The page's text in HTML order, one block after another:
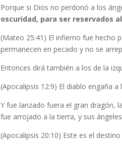
Porque si Dios no perdonó a los
oscuridad, para ser reservados
(Mateo 25:41) El infierno fue hecho
permanecen en pecado y no se
Entonces dirá también a los de la
(Apocalipsis 12:9) El diablo engaña
Y fue lanzado fuera el gran dragón,
fue arrojado a la tierra, y sus
(Apocalipsis 20:10) Este es el